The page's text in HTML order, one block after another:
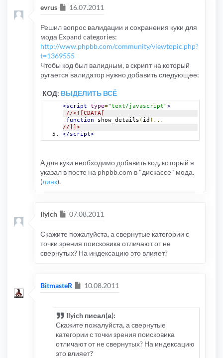
evrus Сообщение
16.07.2011
Решил вопрос валидации и сохранения куки для
мода Expand categories:
http://www.phpbb.com/community/viewtopic.php?
t=1369555
Чтобы код был валидным, в скрипт на который
ругается валидатор нужно добавить следующее:
КОД: ВЫДЕЛИТЬ ВСЁ
<script type="text/javascript">
//<![CDATA[
function show_details ( id )...
//]]>
</script>
А для куки необходимо добавить код, который я
указал в посте на phpbb.com в "дискассе" мода.
(линк).
Ilyich Сообщение
07.08.2011
Скажите пожалуйста, а свернутые категории с
точки зрения поисковика отличают от не
свернутых? На индексацию это влияет?
BitmasteR Сообщение
10.08.2011
Ilyich писал(а):
Скажите пожалуйста, а свернутые
категории с точки зрения поисковика
отличают от не свернутых? На индексацию
это влияет?